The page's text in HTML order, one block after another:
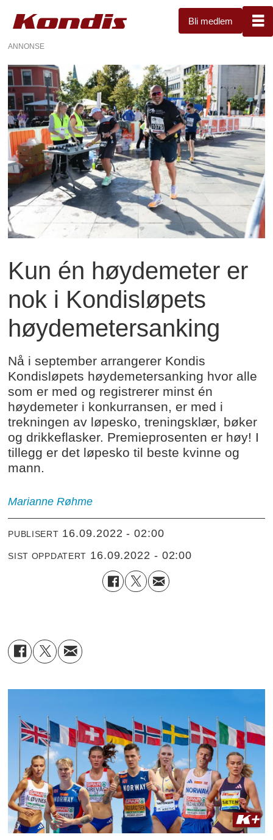
Bli medlem
ANNONSE
Kun én høydemeter er
nok i Kondisløpets
høydemetersanking
Nå i september arrangerer Kondis
Kondisløpets høydemetersanking hvor alle
som er med og registrerer minst én
høydemeter i konkurransen, er med i
trekningen av løpesko, treningsklær, bøker
og drikkeflasker. Premieprosenten er høy! I
tillegg er det løpesko til beste kvinne og
mann.
Marianne Røhme
PUBLISERT 16.09.2022 - 02:00
SIST OPPDATERT 16.09.2022 - 02:00